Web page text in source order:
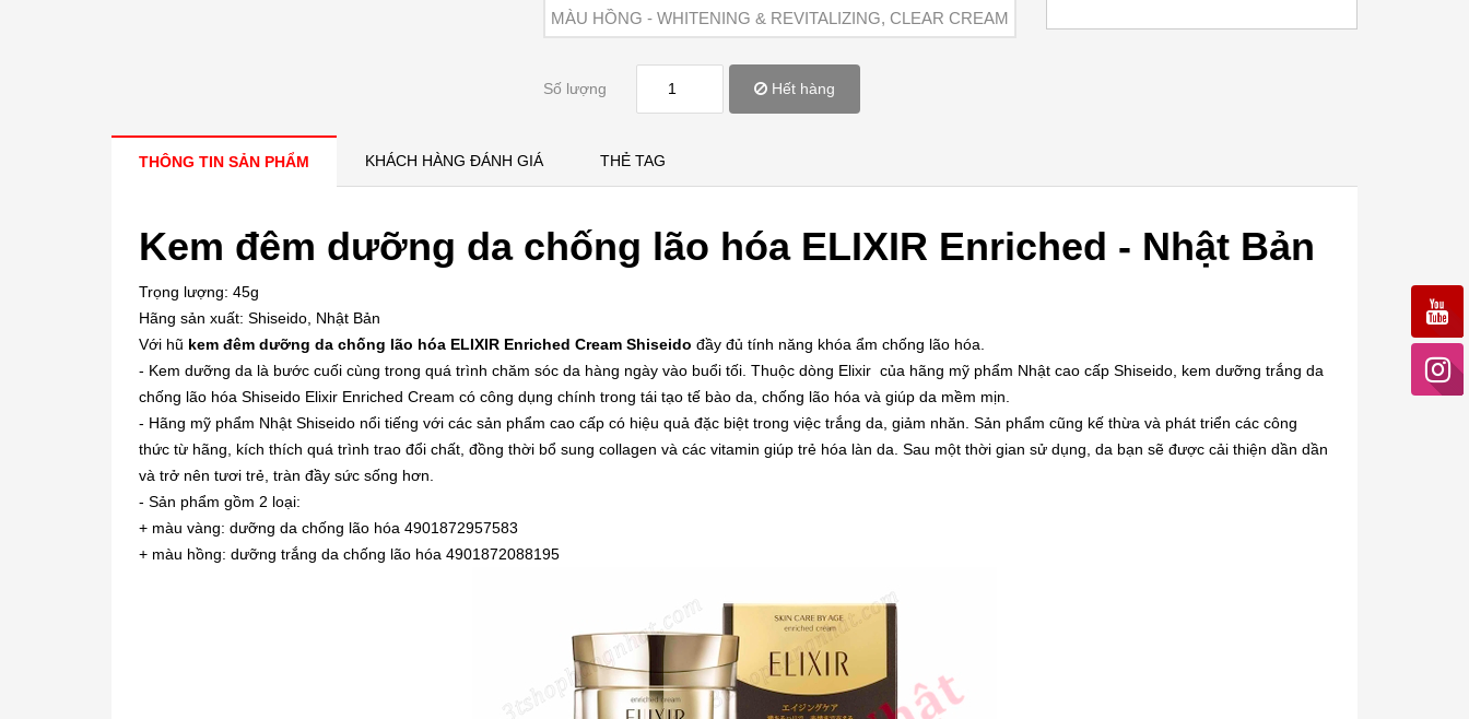
MÀU HỒNG - WHITENING & REVITALIZING, CLEAR CREAM
Số lượng Hết hàng
THÔNG TIN SẢN PHẨM KHÁCH HÀNG ĐÁNH GIÁ THẺ TAG
Kem đêm dưỡng da chống lão hóa ELIXIR Enriched - Nhật Bản
Trọng lượng: 45g
Hãng sản xuất: Shiseido, Nhật Bản
Với hũ kem đêm dưỡng da chống lão hóa ELIXIR Enriched Cream Shiseido đầy đủ tính năng khóa ẩm chống lão hóa.
- Kem dưỡng da là bước cuối cùng trong quá trình chăm sóc da hàng ngày vào buổi tối. Thuộc dòng Elixir của hãng mỹ phẩm Nhật cao cấp Shiseido, kem dưỡng trắng da
chống lão hóa Shiseido Elixir Enriched Cream có công dụng chính trong tái tạo tế bào da, chống lão hóa và giúp da mềm mịn.
- Hãng mỹ phẩm Nhật Shiseido nổi tiếng với các sản phẩm cao cấp có hiệu quả đặc biệt trong việc trắng da, giảm nhăn. Sản phẩm cũng kế thừa và phát triển các công
thức từ hãng, kích thích quá trình trao đổi chất, đồng thời bổ sung collagen và các vitamin giúp trẻ hóa làn da. Sau một thời gian sử dụng, da bạn sẽ được cải thiện dần dần
và trở nên tươi trẻ, tràn đầy sức sống hơn.
- Sản phẩm gồm 2 loại:
+ màu vàng: dưỡng da chống lão hóa 4901872957583
+ màu hồng: dưỡng trắng da chống lão hóa 4901872088195